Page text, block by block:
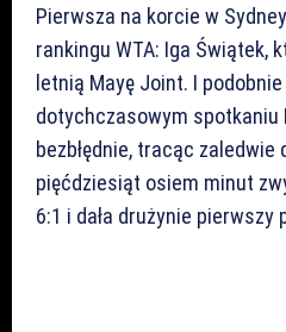
Pierwsza na korcie w
rankingu WTA: Iga Świątek,
letnią Mayę Joint. I
dotychczasowym spotkaniu
bezbłędnie, tracąc zaledwie
pięćdziesiąt osiem minut
6:1 i dała drużynie pierwszy